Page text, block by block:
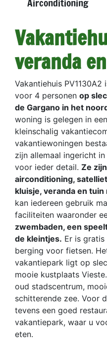
Airconditioning
veranda
Vakantiehuis
voor 4 personen op
de Gargano in het
woning is gelegen in
kleinschalig
vakantiewoningen
zijn allemaal ingericht
voor ieder detail. Ze
airconditioning,
kluisje, veranda en
kan iedereen gebruik
faciliteiten waaronder
zwembaden, een
de kleintjes. Er is
berging voor fietsen.
vakantiepark ligt op
mooie kustplaats
oud stadscentrum,
schitterende zee. Voor
tevens een goed
vakantiepark, waar u
eten.